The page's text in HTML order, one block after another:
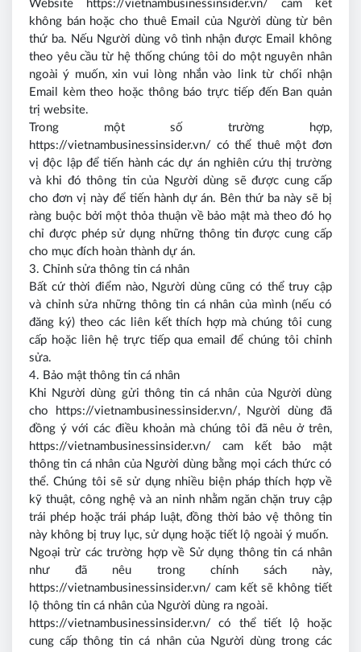
Website https://vietnambusinessinsider.vn/ cam kết
không bán hoặc cho thuê Email của Người dùng từ bên
thứ ba. Nếu Người dùng vô tình nhận được Email không
theo yêu cầu từ hệ thống chúng tôi do một nguyên nhân
ngoài ý muốn, xin vui lòng nhắn vào link từ chối nhận
Email kèm theo hoặc thông báo trực tiếp đến Ban quản
trị website.
Trong một số trường hợp,
https://vietnambusinessinsider.vn/ có thể thuê một đơn
vị độc lập để tiến hành các dự án nghiên cứu thị trường
và khi đó thông tin của Người dùng sẽ được cung cấp
cho đơn vị này để tiến hành dự án. Bên thứ ba này sẽ bị
ràng buộc bởi một thỏa thuận về bảo mật mà theo đó họ
chỉ được phép sử dụng những thông tin được cung cấp
cho mục đích hoàn thành dự án.
3. Chỉnh sửa thông tin cá nhân
Bất cứ thời điểm nào, Người dùng cũng có thể truy cập
và chỉnh sửa những thông tin cá nhân của mình (nếu có
đăng ký) theo các liên kết thích hợp mà chúng tôi cung
cấp hoặc liên hệ trực tiếp qua email để chúng tôi chỉnh
sửa.
4. Bảo mật thông tin cá nhân
Khi Người dùng gửi thông tin cá nhân của Người dùng
cho https://vietnambusinessinsider.vn/, Người dùng đã
đồng ý với các điều khoản mà chúng tôi đã nêu ở trên,
https://vietnambusinessinsider.vn/ cam kết bảo mật
thông tin cá nhân của Người dùng bằng mọi cách thức có
thể. Chúng tôi sẽ sử dụng nhiều biện pháp thích hợp về
kỹ thuật, công nghệ và an ninh nhằm ngăn chặn truy cập
trái phép hoặc trái pháp luật, đồng thời bảo vệ thông tin
này không bị truy lục, sử dụng hoặc tiết lộ ngoài ý muốn.
Ngoại trừ các trường hợp về Sử dụng thông tin cá nhân
như đã nêu trong chính sách này,
https://vietnambusinessinsider.vn/ cam kết sẽ không tiết
lộ thông tin cá nhân của Người dùng ra ngoài.
https://vietnambusinessinsider.vn/ có thể tiết lộ hoặc
cung cấp thông tin cá nhân của Người dùng trong các